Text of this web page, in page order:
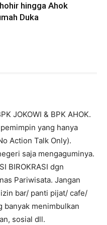
hingga Ahok
Duka
JOKOWI & BPK AHOK.
yang hanya
Action Talk Only).
saja mengaguminya.
BIROKRASI dgn
Pariwisata. Jangan
bar/ panti pijat/ cafe/
banyak menimbulkan
sosial dll.